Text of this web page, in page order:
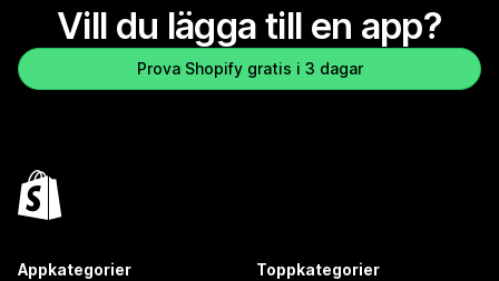
Vill du lägga till en app?
Prova Shopify gratis i 3 dagar
Appkategorier Toppkategorier